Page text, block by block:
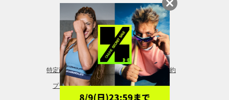
レギンス＆タイツ
特定商取引法に基づく通販の表記 会員規約
プライバシーポリシー